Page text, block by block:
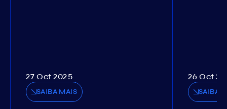
27 Oct 2025
SAIBA MAIS
26 Oct
SAIBA